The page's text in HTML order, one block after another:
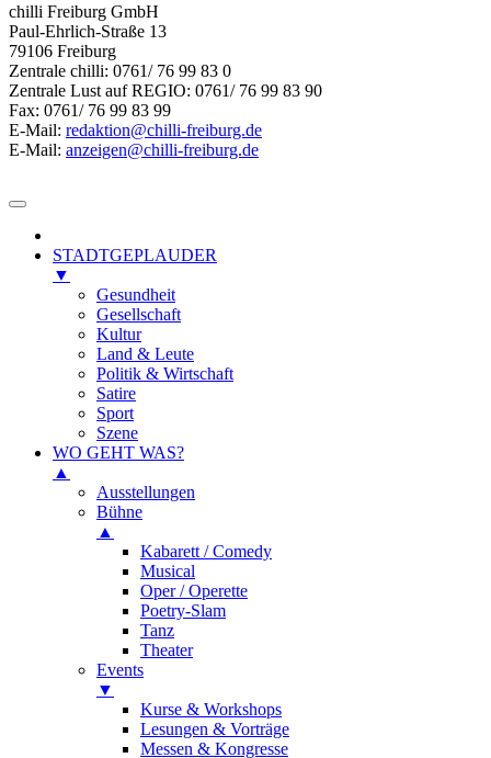
chilli Freiburg GmbH
Paul-Ehrlich-Straße 13
79106 Freiburg
Zentrale chilli: 0761/ 76 99 83 0
Zentrale Lust auf REGIO: 0761/ 76 99 83 90
Fax: 0761/ 76 99 83 99
E-Mail: redaktion@chilli-freiburg.de
E-Mail: anzeigen@chilli-freiburg.de
STADTGEPLAUDER
▼
Gesundheit
Gesellschaft
Kultur
Land & Leute
Politik & Wirtschaft
Satire
Sport
Szene
WO GEHT WAS?
▲
Ausstellungen
Bühne
▲
Kabarett / Comedy
Musical
Oper / Operette
Poetry-Slam
Tanz
Theater
Events
▼
Kurse & Workshops
Lesungen & Vorträge
Messen & Kongresse